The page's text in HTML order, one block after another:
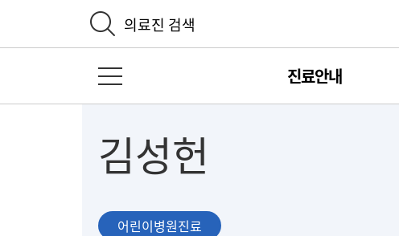
의료진 검색
진료안내
김성헌
어린이병원진료